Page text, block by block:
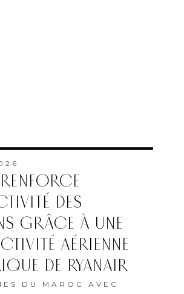
DES
GRÂCE À UNE
AÉRIENNE
DE RYANAIR
DU MAROC AVEC